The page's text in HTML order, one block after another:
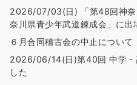
2026/07/03(日) 「第48回神奈
奈川県青少年武道錬成会」に出
６月合同稽古会の中止について
2026/06/14(日)第40回 中学・
した